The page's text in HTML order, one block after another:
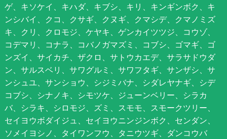
ゲ、キソケイ、キハダ、キブシ、キリ、キンギンボク、キ
ンシバイ、クコ、クサギ、クヌギ、クマシデ、クマノミズ
キ、クリ、クロモジ、ケヤキ、ゲンカイツツジ、コウゾ、
コデマリ、コナラ、コバノガマズミ、コブシ、ゴマギ、ゴ
ンズイ、サイカチ、ザクロ、サトウカエデ、サラサドウダ
ン、サルスベリ、サワグルミ、サワフタギ、サンザシ、サ
ンシュユ、サンショウ、シジミバナ、シダレヤナギ、シデ
コブシ、シナノキ、シモツケ、ジューンベリー、シラカ
バ、シラキ、シロモジ、ズミ、スモモ、スモークツリー、
セイヨウボダイジュ、セイヨウニンジンボク、センダン、
ソメイヨシノ、タイワンフウ、タニウツギ、ダンコウバ